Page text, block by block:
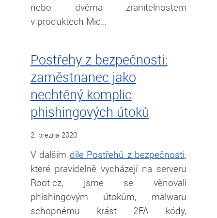
nebo dvěma zranitelnostem
v produktech Mic…
Postřehy z bezpečnosti:
zaměstnanec jako
nechtěný komplic
phishingových útoků
2. března 2020
V dalším díle Postřehů z bezpečnosti,
které pravidelně vycházejí na serveru
Root.cz, jsme se věnovali
phishingovým útokům, malwaru
schopnému krást 2FA kódy,